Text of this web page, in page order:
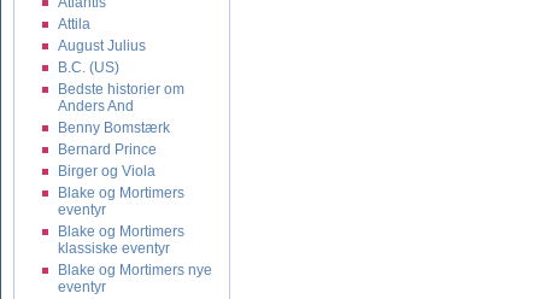
Attila
August Julius
B.C. (US)
Bedste historier om
Anders And
Benny Bomstærk
Bernard Prince
Birger og Viola
Blake og Mortimers
eventyr
Blake og Mortimers
klassiske eventyr
Blake og Mortimers nye
eventyr